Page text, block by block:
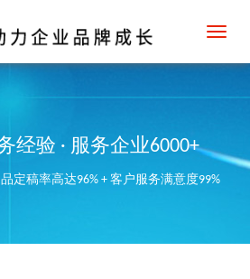
经验 · 服务企业6000+
定稿率高达96% + 客户服务满意度99%